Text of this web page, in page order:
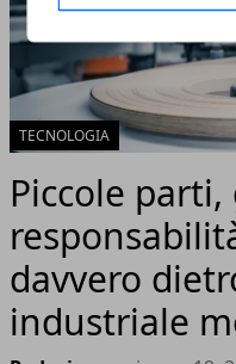
TECNOLOGIA
Piccole
davvero
industriale